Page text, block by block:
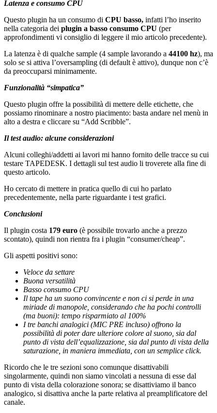
Latenza e consumo CPU
Questo plugin ha un consumo di CPU basso, infatti l’ho inserito
nella categoria dei plugin a basso consumo CPU (per
approfondimenti vi consiglio di leggere il mio articolo precedente).
La latenza è di qualche sample (4 sample lavorando a 44100 hz), ma
solo se si attiva l’oversampling (di default è attivo), dunque non c’è
da preoccuparsi minimamente.
Funzionalità “simpatica”
Questo plugin offre la possibilità di mettere delle etichette, che
possiamo rinominare a nostro piacimento: basta andare nel menù in
alto a destra e cliccare su “Add Scribble”.
Il test audio: alcune considerazioni
Alcuni colleghi/addetti ai lavori mi hanno fornito delle tracce su cui
testare TAPEDESK. I dettagli sul test audio li troverete alla fine di
questo articolo.
Ho cercato di mettere in pratica quello di cui ho parlato
precedentemente, nella parte riguardante i test grafici.
Conclusioni
Il plugin costa 179 euro (è possibile trovarlo anche a prezzo
scontato), quindi non rientra fra i plugin “consumer/cheap”.
Gli aspetti positivi sono:
Veloce da settare
Buona versatilità
Basso consumo CPU
Il tape ha un suono convincente e non ci si perde in una
miriade di manopole, considerando che ha pochi controlli
(ma buoni): tempo risparmiato al 100%
I tre banchi analogici (MIC PRE incluso) offrono la
possibilità di poter dare ulteriore colore al suono, sia dal
punto di vista dell’equalizzazione, sia dal punto di vista della
saturazione, in maniera immediata, con un semplice click.
Ricordo che le tre sezioni sono comunque disattivabili
singolarmente, quindi non siamo vincolati a nessuna di esse dal
punto di vista della colorazione sonora; se disattiviamo il banco
analogico, si disattiva anche la parte relativa al preamplificatore del
canale.